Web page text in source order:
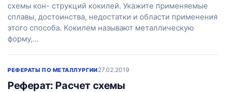
схемы кон- струкций кокилей. Укажите применяемые
сплавы, достоинства, недостатки и области применения
этого способа. Кокилем называют металлическую
форму,…
РЕФЕРАТЫ ПО МЕТАЛЛУРГИИ27.02.2019
Реферат: Расчет схемы